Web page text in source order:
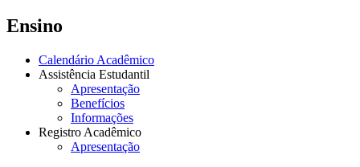
Ensino
Calendário Acadêmico
Assistência Estudantil
Apresentação
Benefícios
Informações
Registro Acadêmico
Apresentação